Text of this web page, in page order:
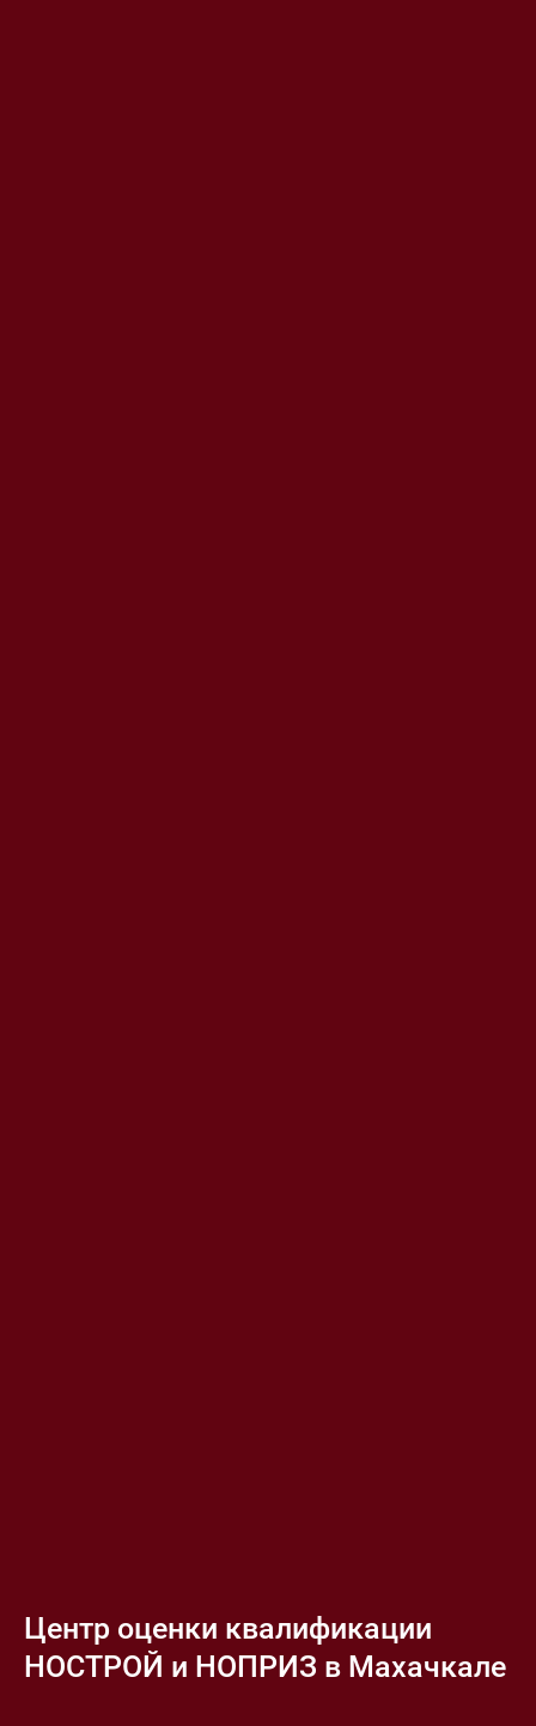
Центр оценки квалификации
НОСТРОЙ и НОПРИЗ в Махачкале